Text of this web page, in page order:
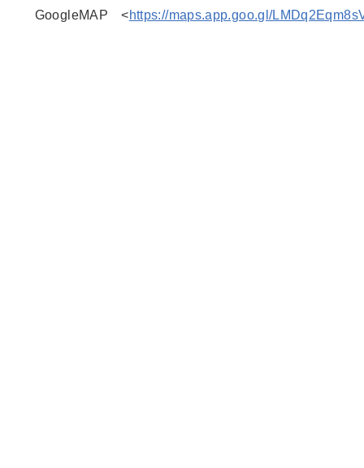
GoogleMAP　<https://maps.app.goo.gl/